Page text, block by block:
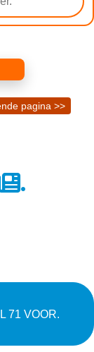
pagina >>
.
71 VOOR.